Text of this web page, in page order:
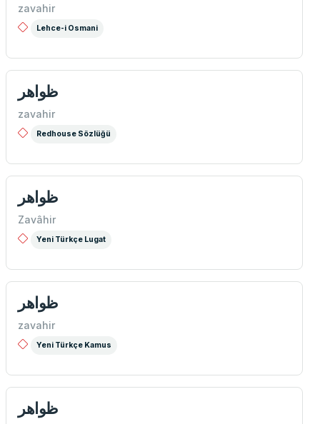
zavahir
Lehce-i Osmani
ظواهر
zavahir
Redhouse Sözlüğü
ظواهر
Zavâhir
Yeni Türkçe Lugat
ظواهر
zavahir
Yeni Türkçe Kamus
ظواهر